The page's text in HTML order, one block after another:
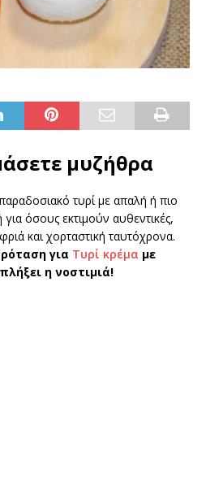
μυζήθρα
τυρί με απαλή ή πιο
όσους εκτιμούν αυθεντικές,
και χορταστική ταυτόχρονα.
για Τυρί κρέμα με
η νοστιμιά!